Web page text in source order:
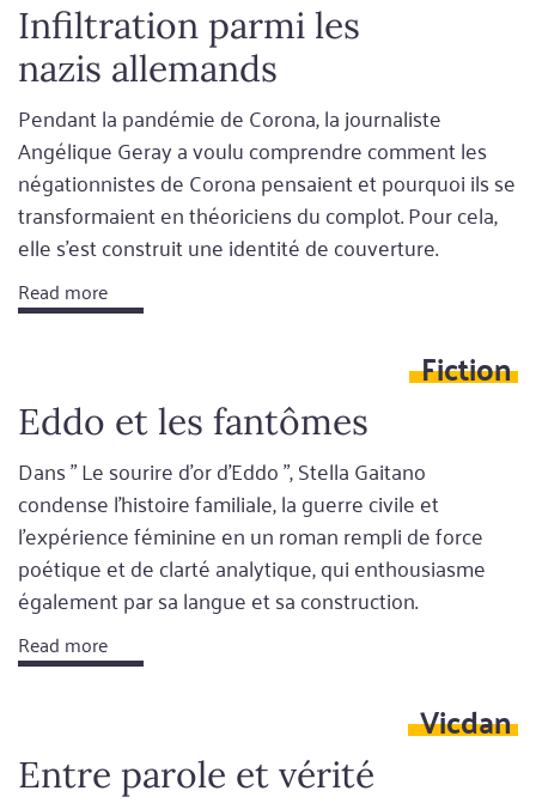
Infiltration parmi les
nazis allemands
Pendant la pandémie de Corona, la journaliste
Angélique Geray a voulu comprendre comment les
négationnistes de Corona pensaient et pourquoi ils se
transformaient en théoriciens du complot. Pour cela,
elle s'est construit une identité de couverture.
Read more
Fiction
Eddo et les fantômes
Dans " Le sourire d'or d'Eddo ", Stella Gaitano
condense l'histoire familiale, la guerre civile et
l'expérience féminine en un roman rempli de force
poétique et de clarté analytique, qui enthousiasme
également par sa langue et sa construction.
Read more
Vicdan
Entre parole et vérité